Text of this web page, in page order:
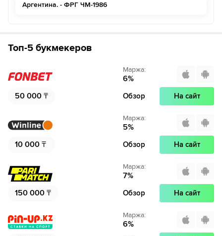
Аргентина. - ФРГ ЧМ-1986
Топ-5 букмекеров
50 000 ₸
Маржа:
6%
Обзор На сайт
10 000 ₸
Маржа:
5%
Обзор На сайт
150 000 ₸
Маржа:
7%
Обзор На сайт
Маржа:
6%